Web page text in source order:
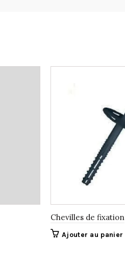
Chevilles de fixation
Ajouter au panier